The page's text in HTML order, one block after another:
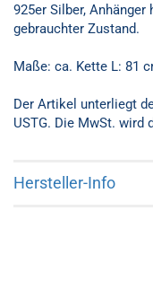
925er Silber,
gebrauchter Zustand.
Maße: ca. Kette L: 81
Der Artikel unterliegt
USTG. Die MwSt. wird
Hersteller-Info